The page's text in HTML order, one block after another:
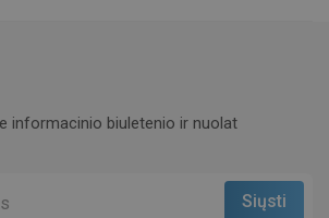
informacinio biuletenio ir nuolat